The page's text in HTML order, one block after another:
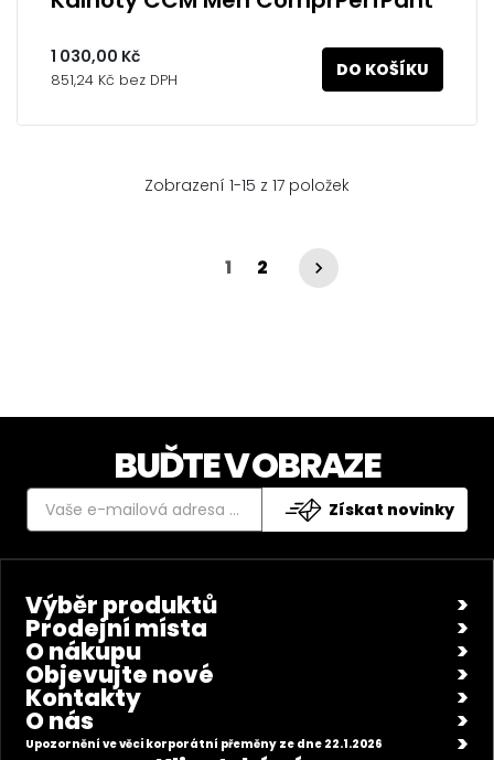
1 030,00 Kč
851,24 Kč bez DPH DO KOŠÍKU
Zobrazení 1-15 z 17 položek
1 2 
BUĎTE V OBRAZE
Získat novinky
Výběr produktů
Prodejní místa
O nákupu
Objevujte nové
Kontakty
O nás
Upozornění ve věci korporátní přeměny ze dne 22.1.2026